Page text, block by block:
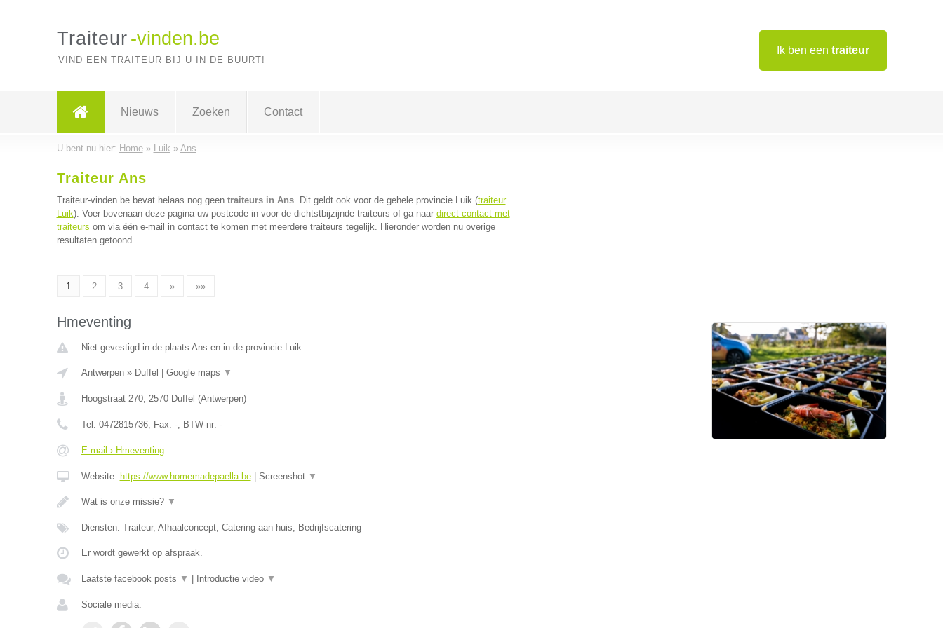
Ik ben een traiteur
Traiteur -vinden.be
VIND EEN TRAITEUR BIJ U IN DE BUURT!
Nieuws Zoeken Contact
U bent nu hier: Home» Luik » Ans
Traiteur Ans
Traiteur-vinden.be bevat helaas nog geen traiteurs in Ans. Dit geldt ook voor de gehele provincie Luik (traiteur
Luik). Voer bovenaan deze pagina uw postcode in voor de dichtstbijzijnde traiteurs of ga naar direct contact met
traiteurs om via één e-mail in contact te komen met meerdere traiteurs tegelijk. Hieronder worden nu overige
resultaten getoond.
1 2 3 4 » »»
Hmeventing
Niet gevestigd in de plaats Ans en in de provincie Luik.
Antwerpen» Duffel Google maps ▼
Hoogstraat 270, 2570 Duffel (Antwerpen)
Tel: 0472815736, Fax: -, BTW-nr: -
E-mail › Hmeventing
Website: https://www.homemadepaella.be| Screenshot ▼
Wat is onze missie? ▼
Diensten: Traiteur, Afhaalconcept, Catering aan huis, Bedrijfscatering
Er wordt gewerkt op afspraak.
Laatste facebook posts ▼ Introductie video ▼
Sociale media: